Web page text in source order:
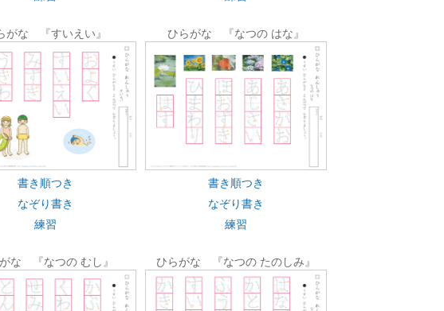
がな 『すいえい』
書き順つき
なぞり書き
練習
ひらがな 『なつの はな』
書き順つき
なぞり書き
練習
な 『なつの むし』 ひらがな 『なつの たのしみ』